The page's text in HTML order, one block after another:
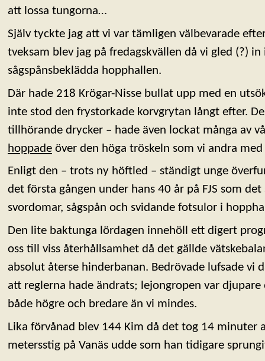
att lossa tungorna…
Själv tyckte jag att vi var tämligen välbevarade
tveksam blev jag på fredagskvällen då vi gled (?)
sågspånsbeklädda hopphallen.
Där hade 218 Krögar-Nisse bullat upp med en
inte stod den frystorkade korvgrytan långt efter.
tillhörande drycker – hade även lockat många av
hoppade över den höga tröskeln som vi andra
Enligt den – trots ny höftled – ständigt unge
det första gången under hans 40 år på FJS som
svordomar, sågspån och svidande fotsulor i
Den lite baktunga lördagen innehöll ett digert
oss till viss återhållsamhet då det gällde
absolut återse hinderbanan. Bedrövade lufsade vi
att reglerna hade ändrats; lejongropen var
både högre och bredare än vi mindes.
Lika förvånad blev 144 Kim då det tog 14 minuter
metersstig på Vanäs udde som han tidigare